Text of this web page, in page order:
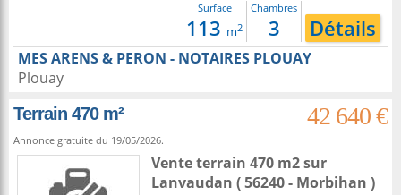
Surface
113 m2
Chambres
3 Détails
MES ARENS & PERON - NOTAIRES PLOUAY
Plouay
Terrain 470 m²
42 640 €
Annonce gratuite du 19/05/2026.
Vente terrain 470 m2sur
Lanvaudan ( 56240 - Morbihan )